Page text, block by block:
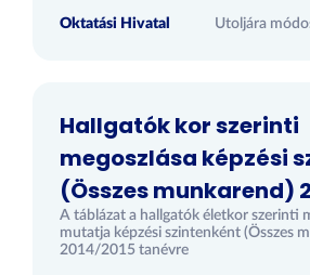
Oktatási Hivatal Utoljára
Hallgatók kor szerinti
megoszlása képzési
(Összes munkarend)
A táblázat a hallgatók életkor szerinti
mutatja képzési szintenként (Összes
2014/2015 tanévre